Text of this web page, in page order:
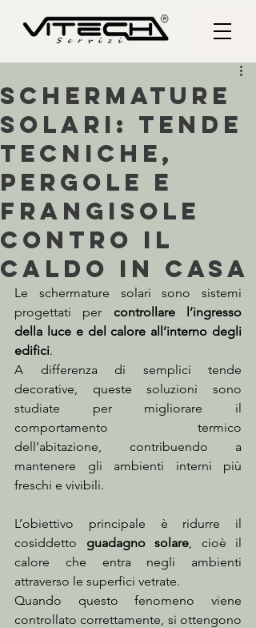
Schermature
solari: tende
tecniche,
pergole e
frangisole
contro il
caldo in casa
Le schermature solari sono sistemi
progettati per controllare l’ingresso
della luce e del calore all’interno degli
edifici.
A differenza di semplici tende
decorative, queste soluzioni sono
studiate per migliorare il
comportamento termico
dell’abitazione, contribuendo a
mantenere gli ambienti interni più
freschi e vivibili.
L’obiettivo principale è ridurre il
cosiddetto guadagno solare, cioè il
calore che entra negli ambienti
attraverso le superfici vetrate.
Quando questo fenomeno viene
controllato correttamente, si ottengono